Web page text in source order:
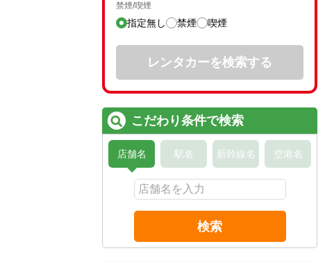
禁煙/喫煙
指定無し 禁煙 喫煙
レンタカーを検索する
こだわり条件で検索
店舗名 駅名 新幹線名 空港名
検索